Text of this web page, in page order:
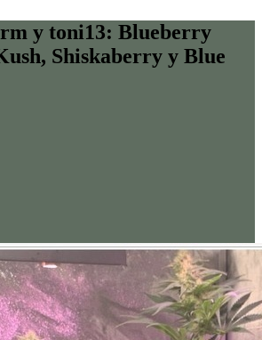
y toni13: Blueberry
Shiskaberry y Blue